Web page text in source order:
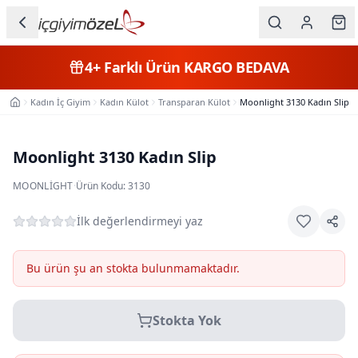
Kategorileri
Çocuk
Fantazi
Beden
4+Farklı Ürün KARGO BEDAVA
Ana SayfaKadın İç Giyim Kadın Külot Transparan Külot Moonlight 3130 Kadın Slip
Moonlight 3130 Kadın Slip
MOONLIGHT·Ürün Kodu:3130
İlk değerlendirmeyi yaz
Bu ürün şu an stokta bulunmamaktadır.
Stokta Yok